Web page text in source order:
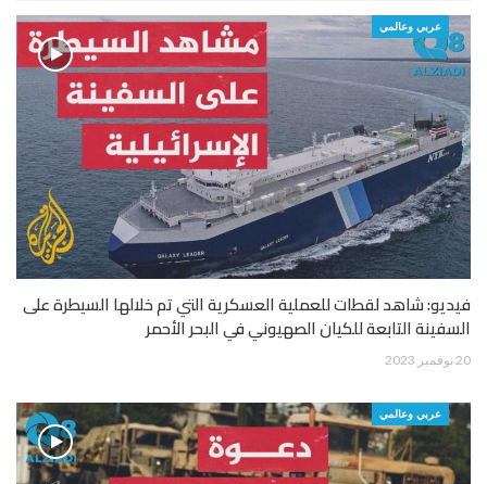
عربي وعالمي
فيديو: شاهد لقطات للعملية العسكرية التي تم خلالها السيطرة على
السفينة التابعة للكيان الصهيوني في البحر الأحمر
20 نوفمبر 2023
عربي وعالمي